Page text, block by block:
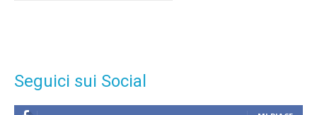
Seguici sui Social